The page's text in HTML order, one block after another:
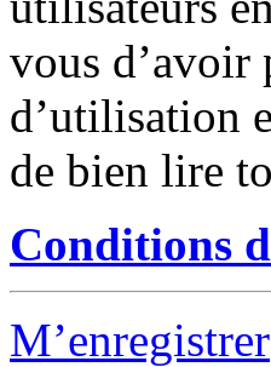
vous d’avoir
d’utilisation
de bien lire
Conditions
M’enregistrer